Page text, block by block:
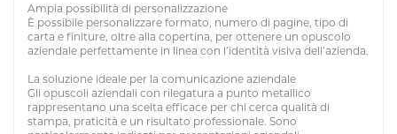
Ampia possibilità di personalizzazione
È possibile personalizzare formato, numero di pagine, tipo di
carta e finiture, oltre alla copertina, per ottenere un opuscolo
aziendale perfettamente in linea con l’identità visiva dell’azienda.
La soluzione ideale per la comunicazione aziendale
Gli opuscoli aziendali con rilegatura a punto metallico
rappresentano una scelta efficace per chi cerca qualità di
stampa, praticità e un risultato professionale. Sono